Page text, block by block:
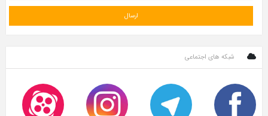
شبکه های اجتماعی